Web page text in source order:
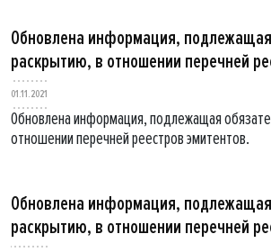
Обновлена информация,
раскрытию, в отношении перечней
01.11.2021
Обновлена информация, подлежащая
отношении перечней реестров эмитентов.
Обновлена информация,
раскрытию, в отношении перечней